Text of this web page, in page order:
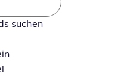
suchen